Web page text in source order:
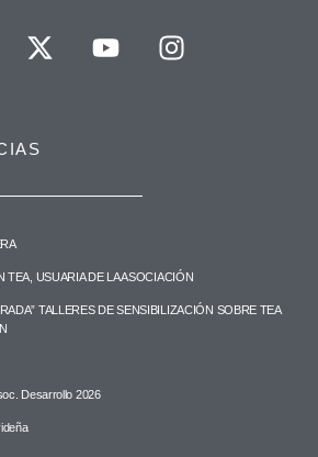
TEA, USUARIA DE LA ASOCIACIÓN
TALLERES DE SENSIBILIZACIÓN SOBRE TEA
Desarrollo 2026